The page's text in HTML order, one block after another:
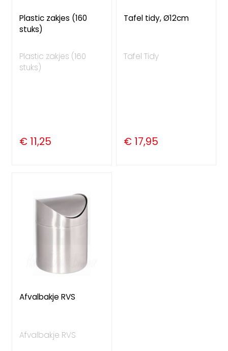
Plastic zakjes (160
stuks)
Plastic zakjes (160
stuks)
€ 11,25
Tafel tidy, Ø12cm
Tafel Tidy
€ 17,95
Afvalbakje RVS
Afvalbakje RVS